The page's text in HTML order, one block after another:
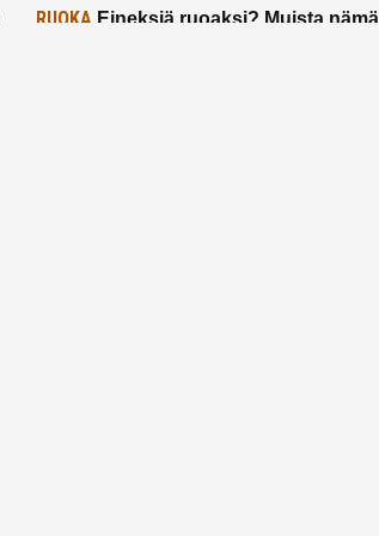
RUOKA Eineksiä ruoaksi? Muista nämä